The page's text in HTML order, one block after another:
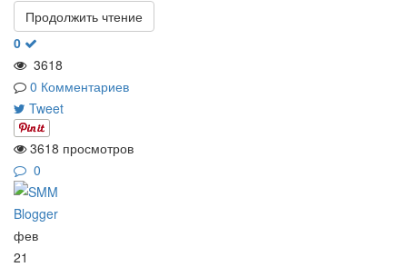
Продолжить чтение
0
3618
0 Комментариев
Tweet
3618 просмотров
0
фев
21